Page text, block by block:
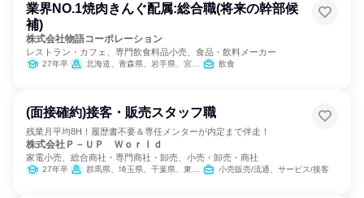
業界NO.1焼肉きんぐ配属:総合職(将来の幹部候
補)
株式会社物語コーポレーション
レストラン・カフェ、専門飲食料品小売、食品・飲料メーカー
27年卒 北海道、青森県、岩手県、宮城県、秋田県、山形県、福島県、茨城県、栃木県、群馬県、埼玉県、千葉県、東京都、神奈川県、新潟県、富山県、石川県、福井県、山梨県、長野県、岐阜県、静岡県、愛知県、三重県、滋賀県、京都府、大阪府、兵庫県、奈良県、和歌山県、鳥取県、島根県、岡山県、広島県、山口県、徳島県、香川県、愛媛県、高知県、福岡県、佐賀県、長崎県、熊本県、大分県、宮崎県、鹿児島県、沖縄県 飲食
(面接確約)接客・販売スタッフ職
残業月平均8H！履歴書不要＆専任メンターが内定まで伴走！
株式会社Ｐ－ＵＰ Ｗｏｒｌｄ
家電小売、総合商社・専門商社・卸売、小売・卸売・商社
27年卒 群馬県、埼玉県、千葉県、東京都、神奈川県、新潟県、長野県、愛知県、三重県、大阪府、兵庫県、福岡県、鹿児島県 小売販売/流通、サービス/接客